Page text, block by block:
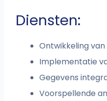
Diensten:
Ontwikkeling
Implementatie
Gegevens
Voorspellende